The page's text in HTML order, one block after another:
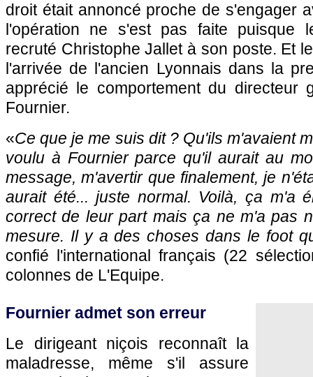
droit était annoncé proche de s'engager
l'opération ne s'est pas faite puisque
recruté Christophe Jallet à son poste. Et
l'arrivée de l'ancien Lyonnais dans la
apprécié le comportement du directeur
Fournier.
«Ce que je me suis dit ? Qu'ils m'avaient
voulu à Fournier parce qu'il aurait au
message, m'avertir que finalement, je
aurait été... juste normal. Voilà, ça m'a
correct de leur part mais ça ne m'a pas
mesure. Il y a des choses dans le foot
confié l'international français (22
colonnes de L'Equipe.
Fournier admet son erreur
Le dirigeant niçois reconnaît la
maladresse, même s'il assure